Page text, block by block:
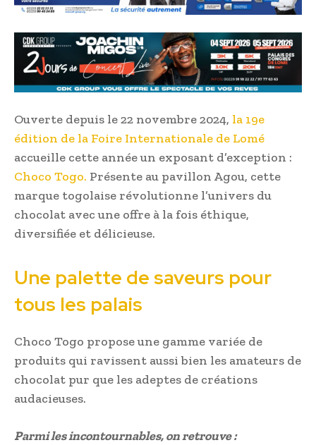
Ouverte depuis le 22 novembre 2024, la 19e
édition de la Foire Internationale de Lomé
accueille cette année un exposant d’exception :
Choco Togo. Présente au pavillon Agou, cette
marque togolaise révolutionne l’univers du
chocolat avec une offre à la fois éthique,
diversifiée et délicieuse.
Une palette de saveurs pour
tous les palais
Choco Togo propose une gamme variée de
produits qui ravissent aussi bien les amateurs de
chocolat pur que les adeptes de créations
audacieuses.
Parmi les incontournables, on retrouve :